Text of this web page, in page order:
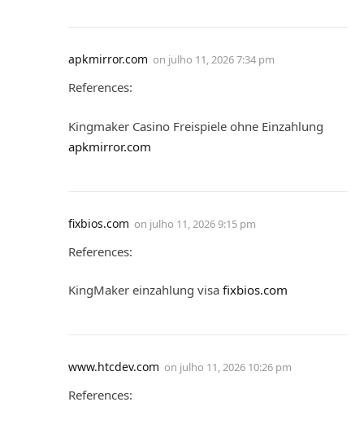
apkmirror.com on julho 11, 2026 7:34 pm
References:
Kingmaker Casino Freispiele ohne Einzahlung
apkmirror.com
fixbios.com on julho 11, 2026 9:15 pm
References:
KingMaker einzahlung visa fixbios.com
www.htcdev.com on julho 11, 2026 10:26 pm
References: